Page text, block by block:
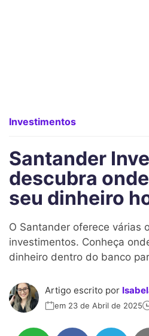
Investimentos
Santander
descubra
seu dinheiro
O Santander oferece várias
investimentos. Conheça
dinheiro dentro do banco
Artigo escrito por
em 23 de Abril de 2025